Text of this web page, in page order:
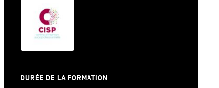
DURÉE DE LA FORMATION